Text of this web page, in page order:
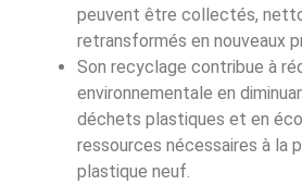
peuvent être collectés,
retransformés en nouveaux
Son recyclage contribue à
environnementale en
déchets plastiques et en
ressources nécessaires à la
plastique neuf.